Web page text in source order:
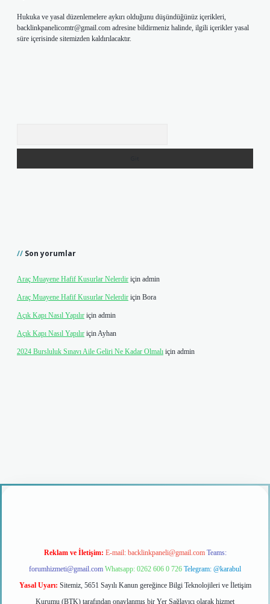
Hukuka ve yasal düzenlemelere aykırı olduğunu düşündüğünüz içerikleri,
backlinkpanelicomtr@gmail.com adresine bildirmeniz halinde, ilgili içerikler yasal
süre içerisinde sitemizden kaldırılacaktır.
Son yorumlar
Araç Muayene Hafif Kusurlar Nelerdir için admin
Araç Muayene Hafif Kusurlar Nelerdir için Bora
Açık Kapı Nasıl Yapılır için admin
Açık Kapı Nasıl Yapılır içinAyhan
2024 Bursluluk Sınavı Aile Geliri Ne Kadar Olmalı için admin
Reklam ve İletişim: E-mail: backlinkpaneli@gmail.com Teams:
forumhizmeti@gmail.com Whatsapp: 0262 606 0 726 Telegram: @karabul
Yasal Uyarı: Sitemiz, 5651 Sayılı Kanun gereğince Bilgi Teknolojileri ve İletişim
Kurumu (BTK) tarafından onaylanmış bir Yer Sağlayıcı olarak hizmet